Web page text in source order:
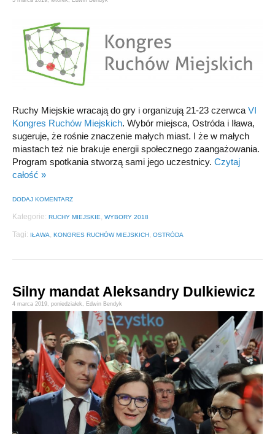
Ruchy Miejskie wracają do gry i organizują 21-23 czerwca VI
Kongres Ruchów Miejskich. Wybór miejsca, Ostróda i Iława,
sugeruje, że rośnie znaczenie małych miast. I że w małych
miastach też nie brakuje energii społecznego zaangażowania.
Program spotkania stworzą sami jego uczestnicy. Czytaj
całość »
DODAJ KOMENTARZ
Kategorie: RUCHY MIEJSKIE WYBORY 2018
Tagi: IŁAWA KONGRES RUCHÓW MIEJSKICH OSTRÓDA
Silny mandat Aleksandry Dulkiewicz
4 marca 2019, poniedziałek Edwin Bendyk